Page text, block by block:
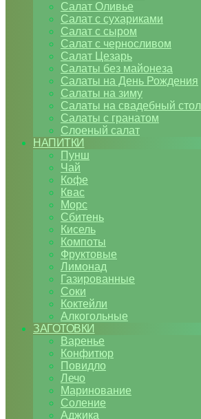
Салат Оливье
Салат с сухариками
Салат с сыром
Салат с черносливом
Салат Цезарь
Салаты без майонеза
Салаты на День Рождения
Салаты на зиму
Салаты на свадебный стол
Салаты с гранатом
Слоеный салат
НАПИТКИ
Пунш
Чай
Кофе
Квас
Морс
Сбитень
Кисель
Компоты
Фруктовые
Лимонад
Газированные
Соки
Коктейли
Алкогольные
ЗАГОТОВКИ
Варенье
Конфитюр
Повидло
Лечо
Маринование
Соление
Аджика